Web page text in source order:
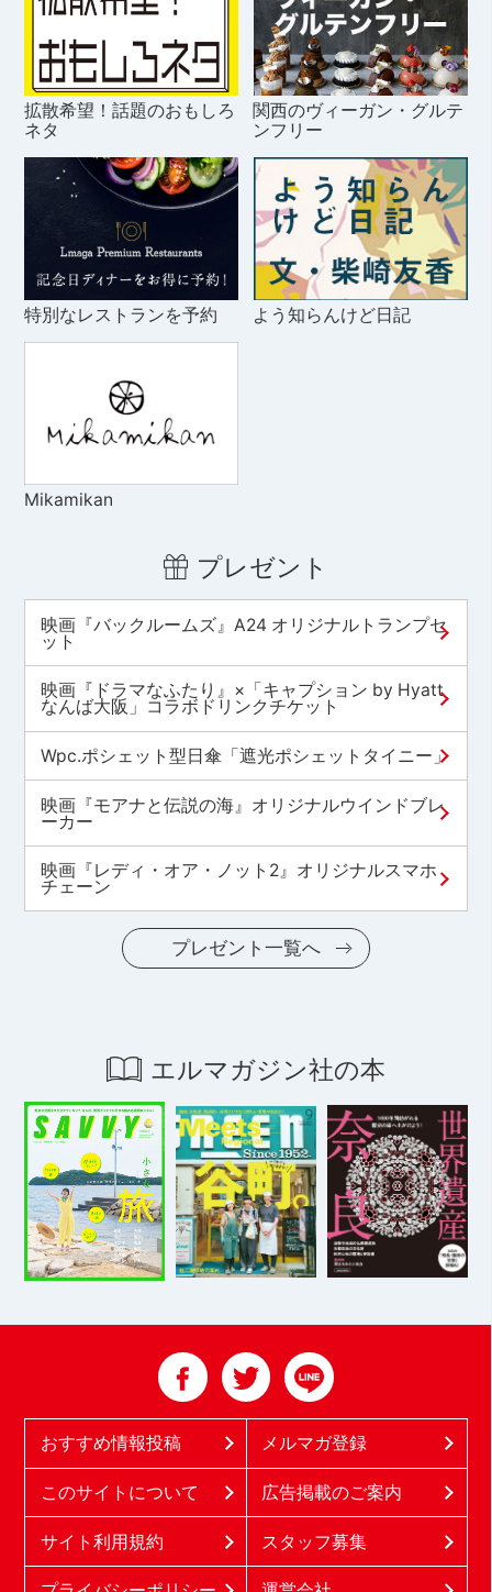
拡散希望！話題のおもしろ
ネタ
関西のヴィーガン・グルテ
ンフリー
特別なレストランを予約 よう知らんけど日記
Mikamikan
プレゼント
映画『バックルームズ』A24 オリジナルトランプセ
ット
映画『ドラマなふたり』×「キャプション by Hyatt
なんば大阪」コラボドリンクチケット
Wpc.ポシェット型日傘「遮光ポシェットタイニー」
映画『モアナと伝説の海』オリジナルウインドブレ
ーカー
映画『レディ・オア・ノット2』オリジナルスマホ
チェーン
プレゼント一覧へ
エルマガジン社の本
おすすめ情報投稿 メルマガ登録
このサイトについて 広告掲載のご案内
サイト利用規約 スタッフ募集